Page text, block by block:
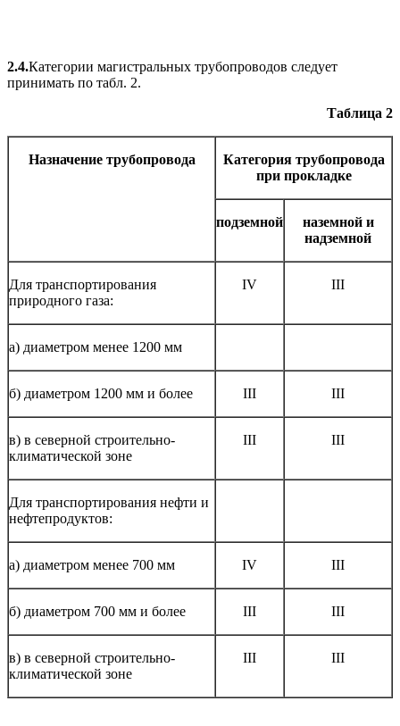
2.4.Категории магистральных трубопроводов следует
принимать по табл. 2.
Таблица 2
Назначение трубопровода
Категория трубопровода
при прокладке
подземной
наземной и
надземной
Для транспортирования
природного газа:
IV III
а) диаметром менее 1200 мм
б) диаметром 1200 мм и более III III
в) в северной строительно-
климатической зоне
III III
Для транспортирования нефти и
нефтепродуктов:
а) диаметром менее 700 мм IV III
б) диаметром 700 мм и более III III
в) в северной строительно-
климатической зоне
III III